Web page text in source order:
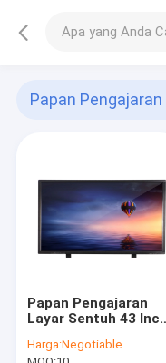
Papan
Papan Pengajaran
Layar Sentuh 43
2160x3840
Harga:Negotiable